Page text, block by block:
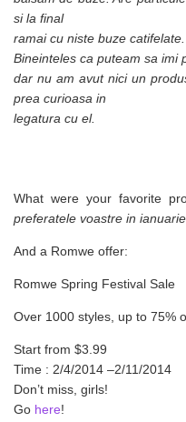
si la final
ramai cu niste buze catifelate.
Bineinteles ca puteam sa imi
dar nu am avut nici un
prea curioasa in
legatura cu el.
What were your favorite
preferatele voastre in
And a Romwe offer:
Romwe Spring Festival Sale
Over 1000 styles, up to 75%
Start from $3.99
Time : 2/4/2014 –2/11/2014
Don’t miss, girls!
Go here!